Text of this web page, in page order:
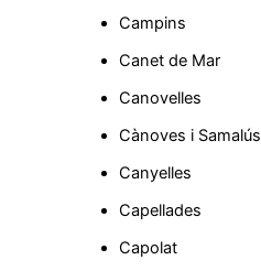
Campins
Canet de Mar
Canovelles
Cànoves i Samalús
Canyelles
Capellades
Capolat